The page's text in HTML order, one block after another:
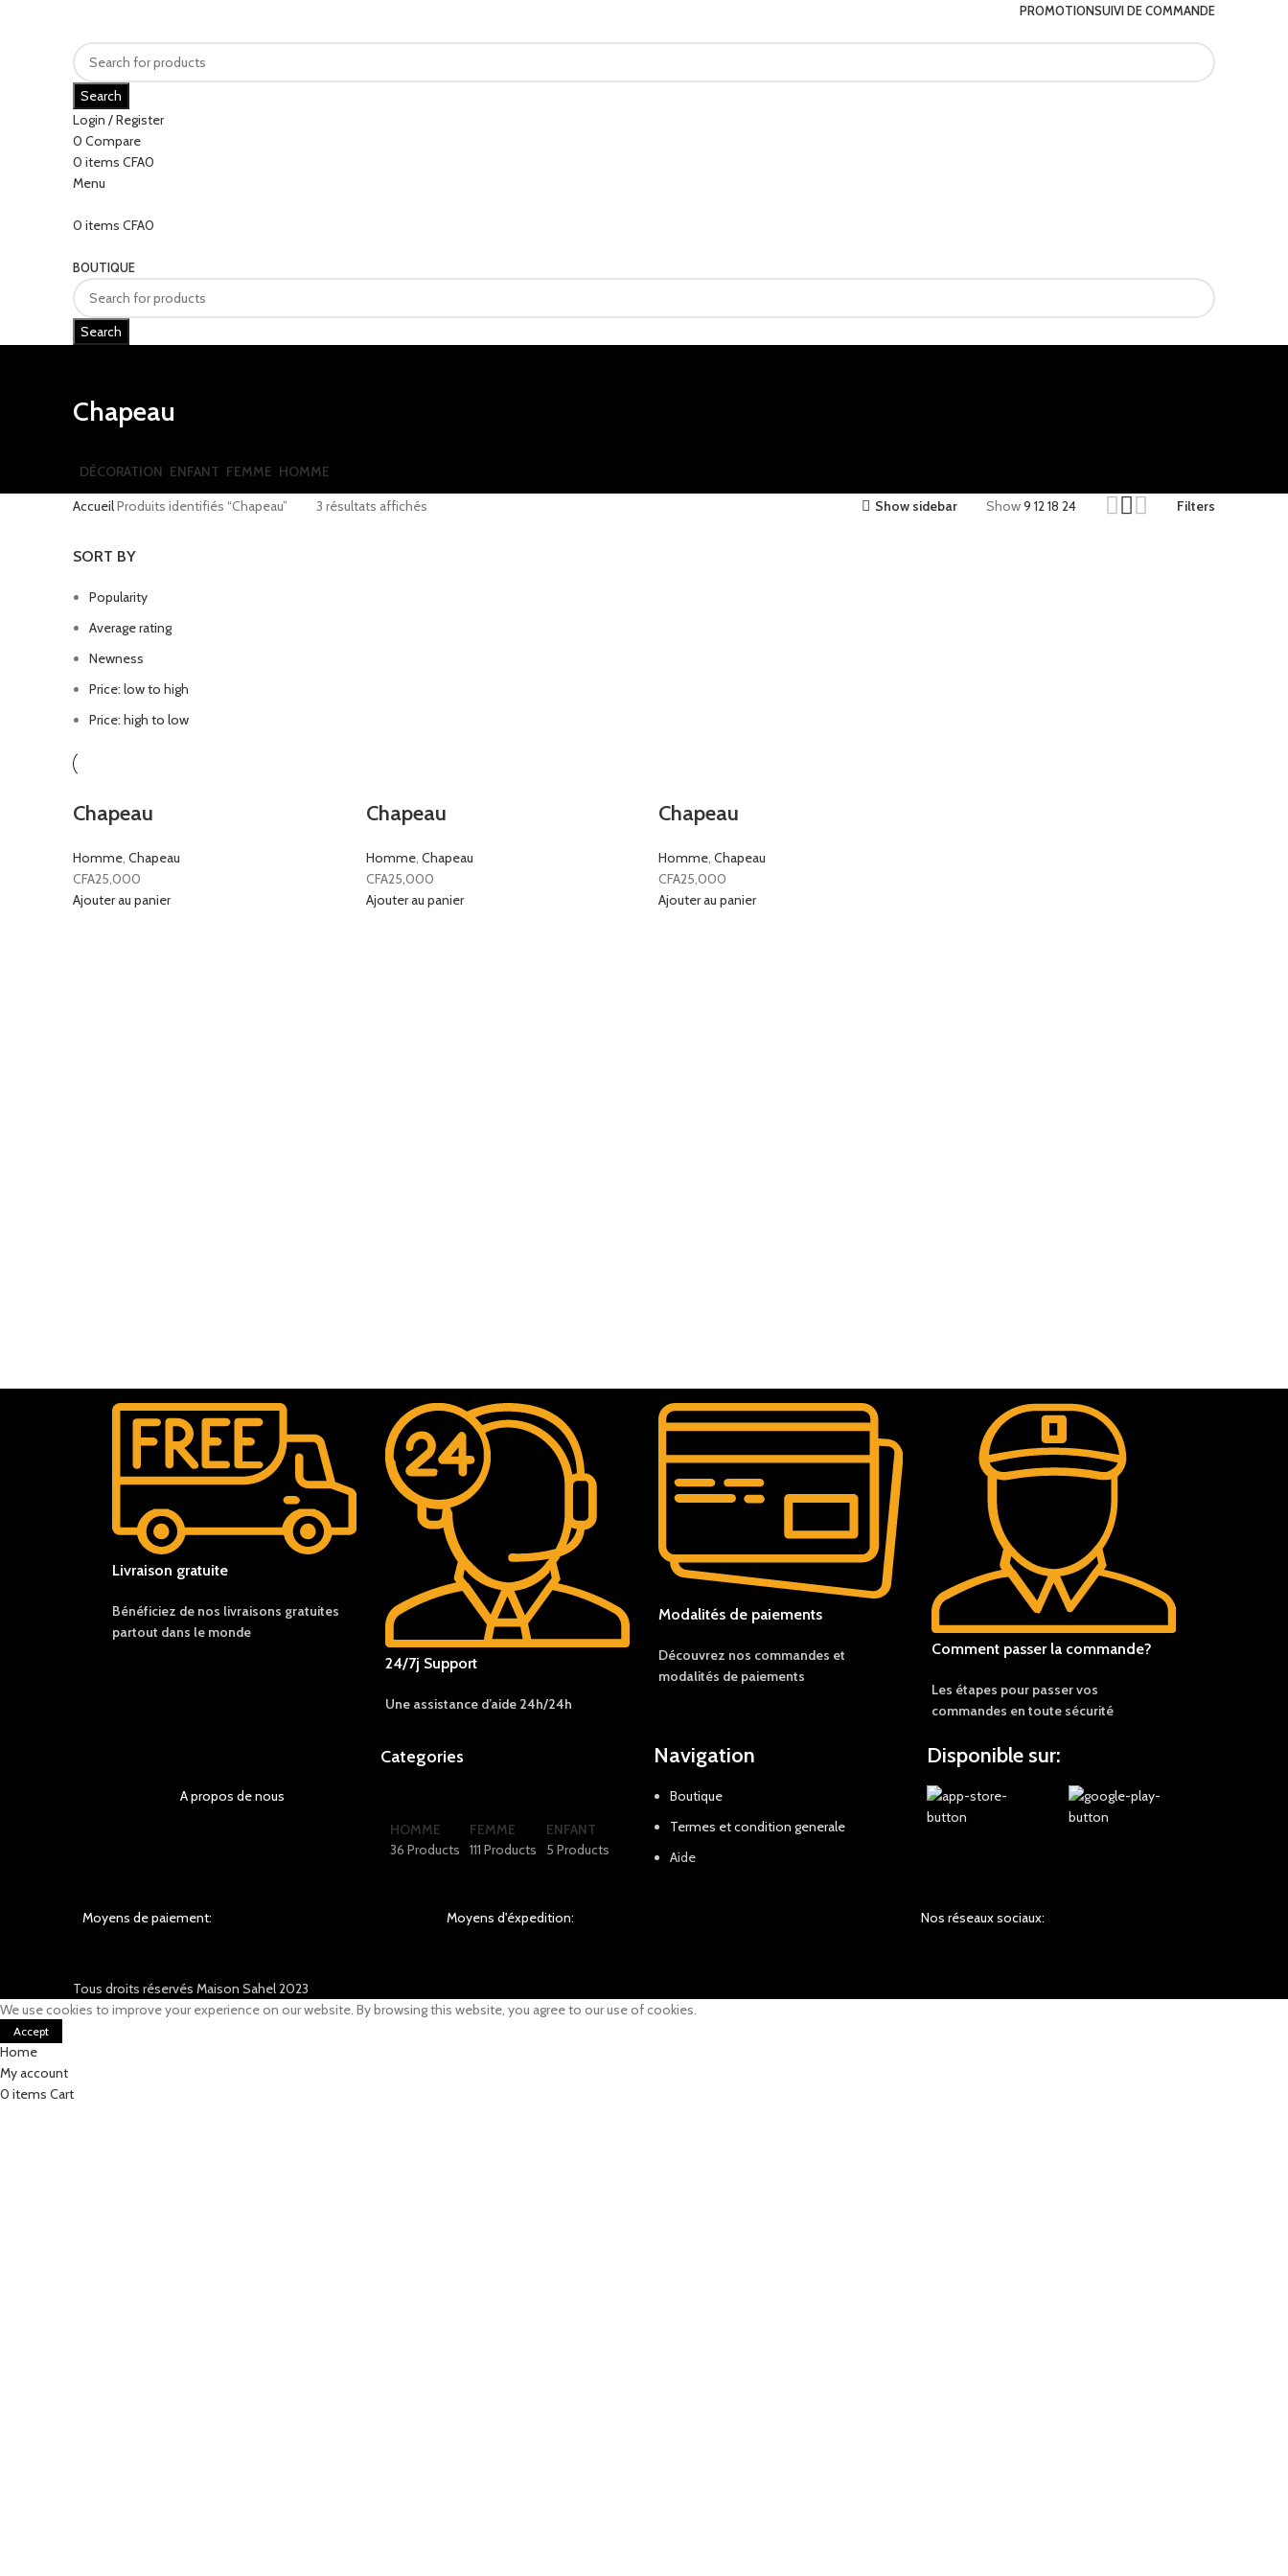
PROMOTIONSUIVI DE COMMANDE
Search
Login / Register
0 Compare
0 items CFA0
Menu
0 items CFA0
BOUTIQUE
Search
Chapeau
DÉCORATION ENFANT FEMME HOMME
AccueilProduits identifiés “Chapeau” 3 résultats affichés Show sidebar Show9 12 18 24 Filters
SORT BY
Popularity
Average rating
Newness
Price: low to high
Price: high to low
Chapeau
Homme, Chapeau
CFA25,000
Ajouter au panier
Chapeau
Homme, Chapeau
CFA25,000
Ajouter au panier
Chapeau
Homme, Chapeau
CFA25,000
Ajouter au panier
Livraison gratuite
Bénéficiez de nos livraisons gratuites
partout dans le monde
24/7j Support
Une assistance d’aide 24h/24h
Modalités de paiements
Découvrez nos commandes et
modalités de paiements
Comment passer la commande?
Les étapes pour passer vos
commandes en toute sécurité
A propos de nous
Categories
HOMME
36 Products
FEMME
111 Products
ENFANT
5 Products
Navigation
Boutique
Termes et condition generale
Aide
Disponible sur:
Moyens de paiement: Moyens d'éxpedition: Nos réseaux sociaux:
Tous droits réservés Maison Sahel 2023
We use cookies to improve your experience on our website. By browsing this website, you agree to our use of cookies.
Accept
Home
My account
0 items Cart